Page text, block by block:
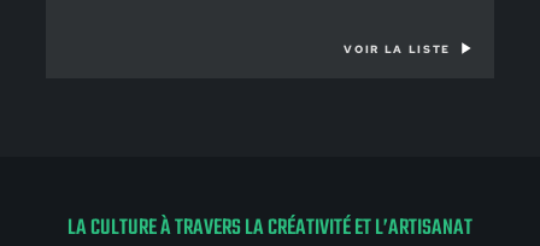
VOIR LA LISTE
LA CULTURE À TRAVERS LA CRÉATIVITÉ ET L’ARTISANAT